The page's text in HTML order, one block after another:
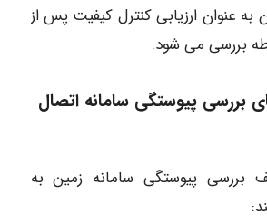
به عنوان ارزیابی کنترل کیفیت پس از
بررسی می شود.
بررسی پیوستگی سامانه اتصال
پیوستگی سامانه زمین به